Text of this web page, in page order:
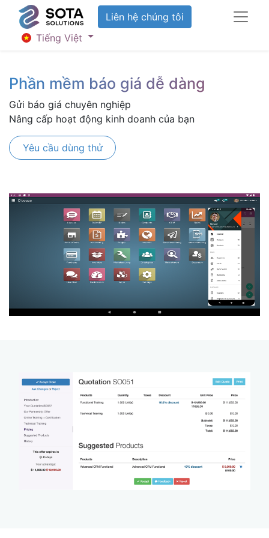
Liên hệ chúng tôi
Tiếng Việt
Phần mềm báo giá dễ dàng
Gửi báo giá chuyên nghiệp
Nâng cấp hoạt động kinh doanh của bạn
Yêu cầu dùng thử